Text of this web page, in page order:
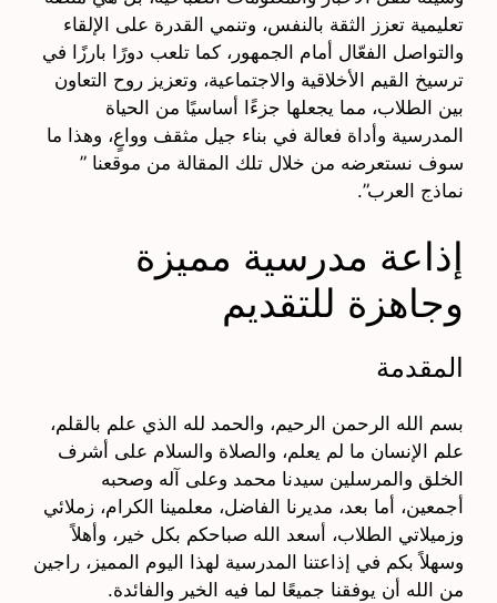
تعليمية تعزز الثقة بالنفس، وتنمي القدرة على الإلقاء
والتواصل الفعّال أمام الجمهور، كما تلعب دورًا بارزًا في
ترسيخ القيم الأخلاقية والاجتماعية، وتعزيز روح التعاون
بين الطلاب، مما يجعلها جزءًا أساسيًا من الحياة
المدرسية وأداة فعالة في بناء جيل مثقف وواعٍ، وهذا ما
سوف نستعرضه من خلال تلك المقالة من موقعنا ”
نماذج العرب”.
إذاعة مدرسية مميزة
وجاهزة للتقديم
المقدمة
بسم الله الرحمن الرحيم، والحمد لله الذي علم بالقلم،
علم الإنسان ما لم يعلم، والصلاة والسلام على أشرف
الخلق والمرسلين سيدنا محمد وعلى آله وصحبه
أجمعين، أما بعد، مديرنا الفاضل، معلمينا الكرام، زملائي
وزميلاتي الطلاب، أسعد الله صباحكم بكل خير، وأهلاً
وسهلاً بكم في إذاعتنا المدرسية لهذا اليوم المميز، راجين
من الله أن يوفقنا جميعًا لما فيه الخير والفائدة.